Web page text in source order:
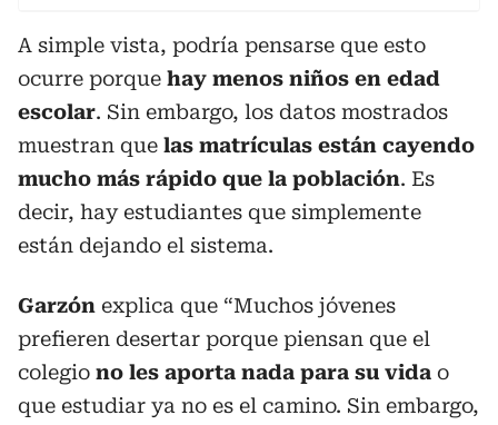
A simple vista, podría pensarse que esto
ocurre porque hay menos niños en edad
escolar. Sin embargo, los datos mostrados
muestran que las matrículas están cayendo
mucho más rápido que la población. Es
decir, hay estudiantes que simplemente
están dejando el sistema.
Garzón explica que “Muchos jóvenes
prefieren desertar porque piensan que el
colegio no les aporta nada para su vida o
que estudiar ya no es el camino. Sin embargo,